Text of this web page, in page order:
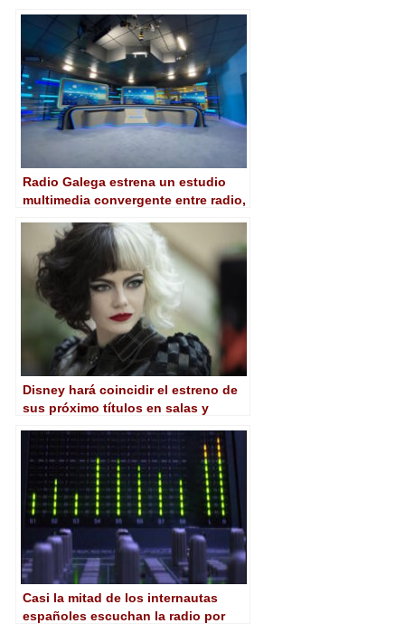
Radio Galega estrena un estudio
multimedia convergente entre radio,
Disney hará coincidir el estreno de
sus próximo títulos en salas y
Casi la mitad de los internautas
españoles escuchan la radio por